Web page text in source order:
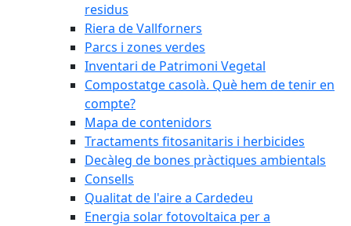
residus
Riera de Vallforners
Parcs i zones verdes
Inventari de Patrimoni Vegetal
Compostatge casolà. Què hem de tenir en
compte?
Mapa de contenidors
Tractaments fitosanitaris i herbicides
Decàleg de bones pràctiques ambientals
Consells
Qualitat de l'aire a Cardedeu
Energia solar fotovoltaica per a